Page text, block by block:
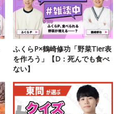
ふくらP×鶴崎修功「野菜Tier表
を作ろう」【D：死んでも食べ
ない】